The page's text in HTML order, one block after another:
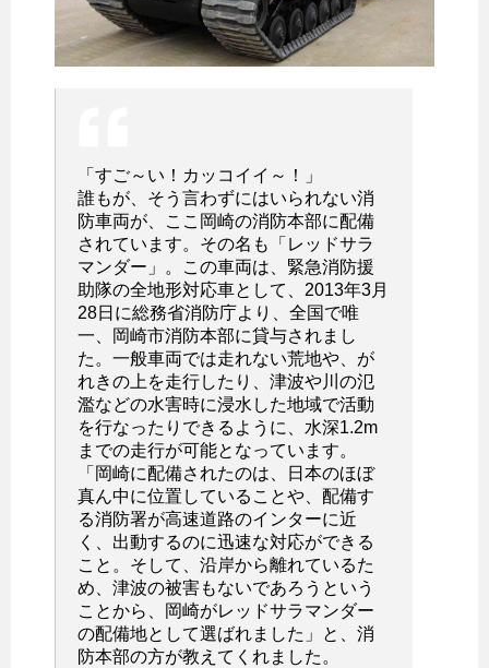
「すご～い！カッコイイ～！」
誰もが、そう言わずにはいられない消
防車両が、ここ岡崎の消防本部に配備
されています。その名も「レッドサラ
マンダー」。この車両は、緊急消防援
助隊の全地形対応車として、2013年3月
28日に総務省消防庁より、全国で唯
一、岡崎市消防本部に貸与されまし
た。一般車両では走れない荒地や、が
れきの上を走行したり、津波や川の氾
濫などの水害時に浸水した地域で活動
を行なったりできるように、水深1.2m
までの走行が可能となっています。
「岡崎に配備されたのは、日本のほぼ
真ん中に位置していることや、配備す
る消防署が高速道路のインターに近
く、出動するのに迅速な対応ができる
こと。そして、沿岸から離れているた
め、津波の被害もないであろうという
ことから、岡崎がレッドサラマンダー
の配備地として選ばれました」と、消
防本部の方が教えてくれました。